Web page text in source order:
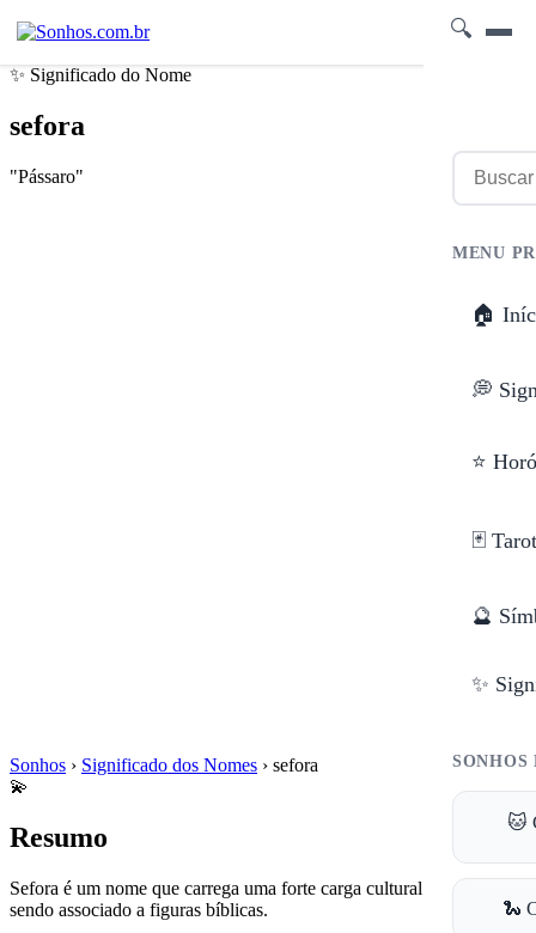
🔍
MENU
🏠
💭
⭐
🃏
🔮
✨
SONHOS
🐱
🐍
✨ Significado do Nome
sefora
"Pássaro"
Sonhos › Significado dos Nomes › sefora
💫
Resumo
Sefora é um nome que carrega uma forte carga cultural e histórica,
sendo associado a figuras bíblicas.